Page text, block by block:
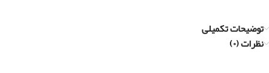
توضیحات تکمیلی
نظرات (۰)